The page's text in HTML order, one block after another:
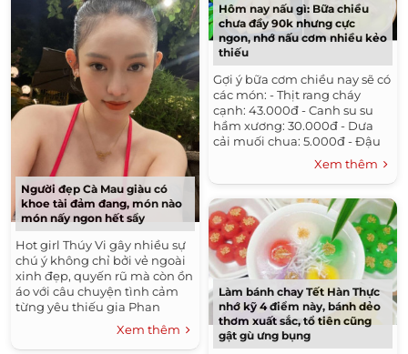
Người đẹp Cà Mau giàu có
khoe tài đảm đang, món nào
món nấy ngon hết sẩy
Hot girl Thúy Vi gây nhiều sự
chú ý không chỉ bởi vẻ ngoài
xinh đẹp, quyến rũ mà còn ồn
áo với câu chuyện tình cảm
từng yêu thiếu gia Phan
Thành hay việc phẫu thuật
thẩm mỹ. Bên cạnh đó,...
Xem thêm
Hôm nay nấu gì: Bữa chiều
chưa đầy 90k nhưng cực
ngon, nhớ nấu cơm nhiều kẻo
thiếu
Gợi ý bữa cơm chiều nay sẽ có
các món: - Thịt rang cháy
cạnh: 43.000đ - Canh su su
hầm xương: 30.000đ - Dưa
cải muối chua: 5.000đ - Đậu
rán: 10.000đ Tổng: 88.000đ
Xem thêm
Làm bánh chay Tết Hàn Thực
nhớ kỹ 4 điểm này, bánh dẻo
thơm xuất sắc, tổ tiên cũng
gật gù ưng bụng